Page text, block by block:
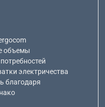
объемы
электричества
благодаря